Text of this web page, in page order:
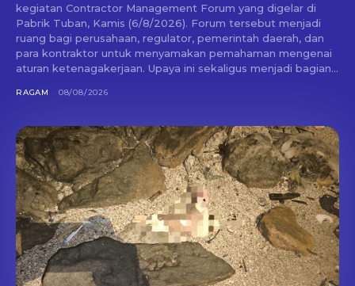
kegiatan Contractor Management Forum yang digelar di
Pabrik Tuban, Kamis (6/8/2026). Forum tersebut menjadi
ruang bagi perusahaan, regulator, pemerintah daerah, dan
para kontraktor untuk menyamakan pemahaman mengenai
aturan ketenagakerjaan. Upaya ini sekaligus menjadi bagian...
RAGAM 08/08/2026